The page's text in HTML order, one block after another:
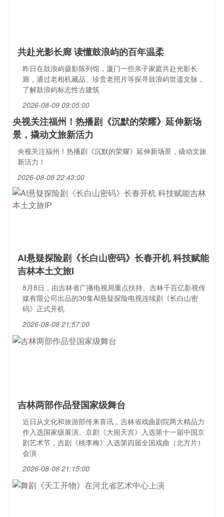
共赴光影长廊 读懂鼓浪屿的百年温柔
昨日在鼓浪屿摄影陈列馆，厦门一些亲子家庭共赴光影长
廊，通过老相机藏品、珍贵老照片等探寻鼓浪屿世遗文脉，
了解鼓浪屿标志性古建筑
2026-08-09 09:05:00
央视关注福州！热播剧《沉默的荣耀》延伸新场
景，撬动文旅新活力
央视关注福州！热播剧《沉默的荣耀》延伸新场景，撬动文旅
新活力！
2026-08-08 22:43:00
AI悬疑探险剧《长白山密码》长春开机 科技赋能
吉林本土文旅I
8月8日，由吉林省广播电视局重点扶持、吉林千百亿影视传
媒有限公司出品的30集AI悬疑探险电视连续剧《长白山密
码》正式开机
2026-08-08 21:57:00
吉林两部作品登国家级舞台
近日从文化和旅游部传来喜讯，吉林省戏曲剧院两大精品力
作入选国家级展演。京剧《大闹天宫》入选第十一届中国京
剧艺术节，吉剧《桃李梅》入选第四届全国戏曲（北方片）
会演
2026-08-08 21:15:00